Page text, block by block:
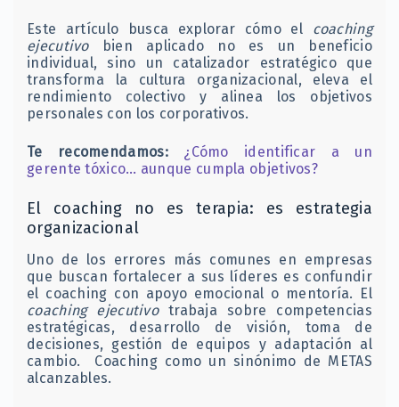
Este artículo busca explorar cómo el coaching
ejecutivobien aplicado no es un beneficio
individual, sino un catalizador estratégico que
transforma la cultura organizacional, eleva el
rendimiento colectivo y alinea los objetivos
personales con los corporativos.
Te recomendamos:
¿Cómo identificar a un
gerente tóxico… aunque cumpla objetivos?
El coaching no es terapia: es estrategia
organizacional
Uno de los errores más comunes en empresas
que buscan fortalecer a sus líderes es confundir
el coaching con apoyo emocional o mentoría. El
coaching ejecutivotrabaja sobre competencias
estratégicas, desarrollo de visión, toma de
decisiones, gestión de equipos y adaptación al
cambio. Coaching como un sinónimo de METAS
alcanzables.